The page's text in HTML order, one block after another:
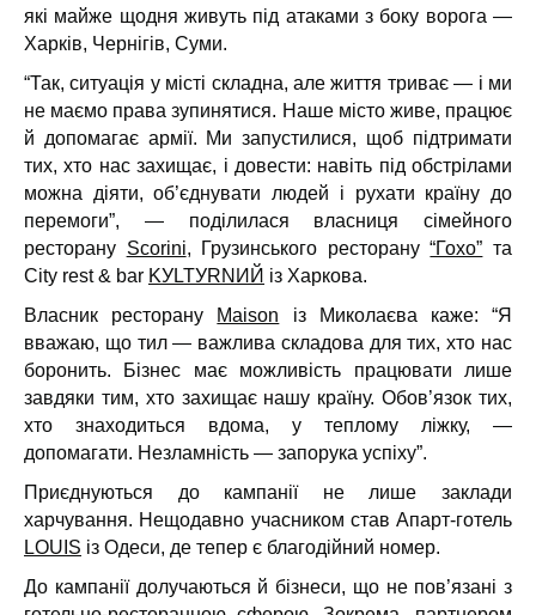
які майже щодня живуть під атаками з боку ворога —
Харків, Чернігів, Суми.
“Так, ситуація у місті складна, але життя триває — і ми
не маємо права зупинятися. Наше місто живе, працює
й допомагає армії. Ми запустилися, щоб підтримати
тих, хто нас захищає, і довести: навіть під обстрілами
можна діяти, об’єднувати людей і рухати країну до
перемоги”, — поділилася власниця сімейного
ресторану Scorini, Грузинського ресторану“Гохо” та
City rest & bar KУLTУRNИЙ із Харкова.
Власник ресторану Maison із Миколаєва каже: “Я
вважаю, що тил — важлива складова для тих, хто нас
боронить. Бізнес має можливість працювати лише
завдяки тим, хто захищає нашу країну. Обов’язок тих,
хто знаходиться вдома, у теплому ліжку, —
допомагати. Незламність — запорука успіху”.
Приєднуються до кампанії не лише заклади
харчування. Нещодавно учасником став Апарт-готель
LOUIS із Одеси, де тепер є благодійний номер.
До кампанії долучаються й бізнеси, що не пов’язані з